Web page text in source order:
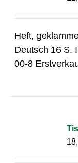
Heft,
Deutsch 16 S.
00-8